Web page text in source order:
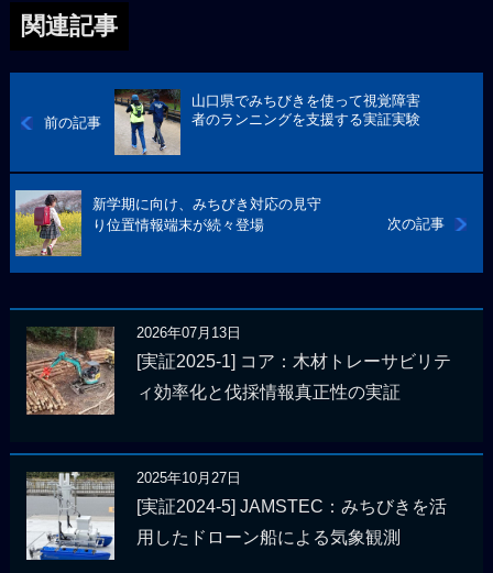
関連記事
前の記事
山口県でみちびきを使って視覚障害
者のランニングを支援する実証実験
次の記事
新学期に向け、みちびき対応の見守
り位置情報端末が続々登場
2026年07月13日
[実証2025-1] コア：木材トレーサビリテ
ィ効率化と伐採情報真正性の実証
2025年10月27日
[実証2024-5] JAMSTEC：みちびきを活
用したドローン船による気象観測